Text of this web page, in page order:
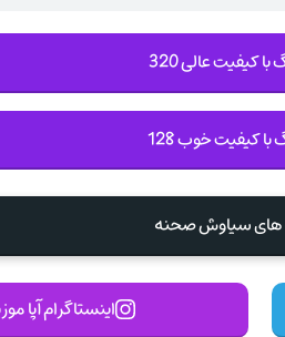
کیفیت عالی 320
با کیفیت خوب 128
های سیاوش صحنه
اینستاگرام آپا